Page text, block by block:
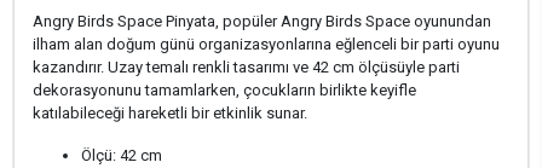
Angry Birds Space Pinyata, popüler Angry Birds Space oyunundan
ilham alan doğum günü organizasyonlarına eğlenceli bir parti oyunu
kazandırır. Uzay temalı renkli tasarımı ve 42 cm ölçüsüyle parti
dekorasyonunu tamamlarken, çocukların birlikte keyifle
katılabileceği hareketli bir etkinlik sunar.
Ölçü: 42 cm